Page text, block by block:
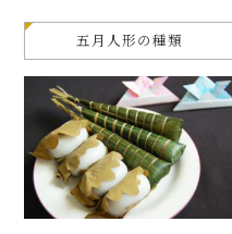
五月人形の種類